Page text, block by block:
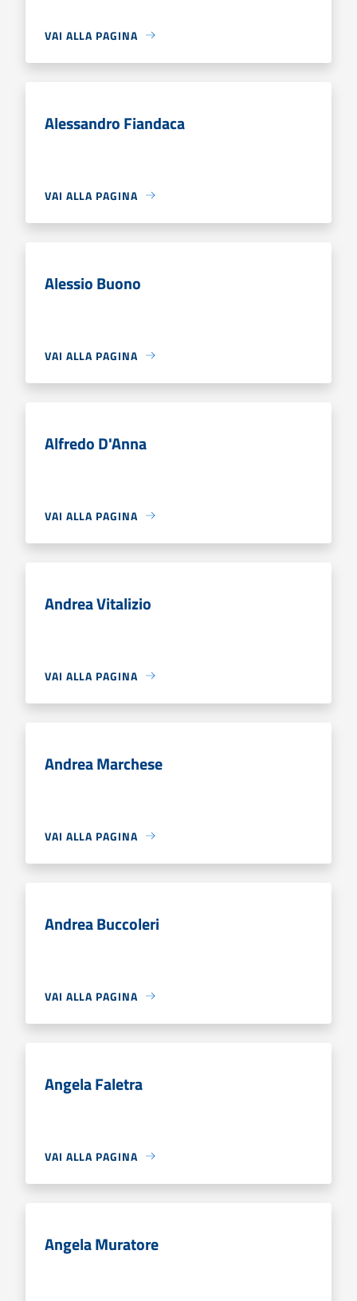
VAI ALLA PAGINA
Alessandro Fiandaca
VAI ALLA PAGINA
Alessio Buono
VAI ALLA PAGINA
Alfredo D'Anna
VAI ALLA PAGINA
Andrea Vitalizio
VAI ALLA PAGINA
Andrea Marchese
VAI ALLA PAGINA
Andrea Buccoleri
VAI ALLA PAGINA
Angela Faletra
VAI ALLA PAGINA
Angela Muratore